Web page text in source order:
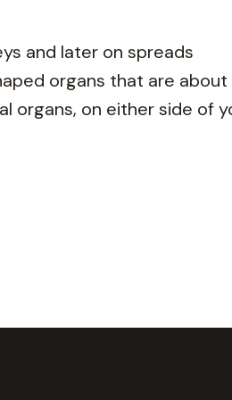
and later on spreads
organs that are about
organs, on either side of